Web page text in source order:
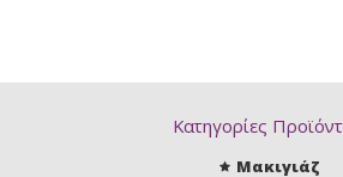
Κατηγορίες
Μακιγιάζ